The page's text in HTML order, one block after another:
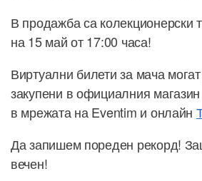
В продажба са колекционерски
на 15 май от 17:00 часа!
Виртуални билети за мача
закупени в официалния
в мрежата на Eventim и онлайн
Да запишем пореден рекорд!
вечен!